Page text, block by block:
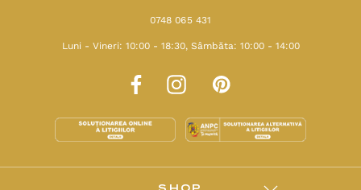
0748 065 431
Luni - Vineri: 10:00 - 18:30, Sâmbăta: 10:00 - 14:00